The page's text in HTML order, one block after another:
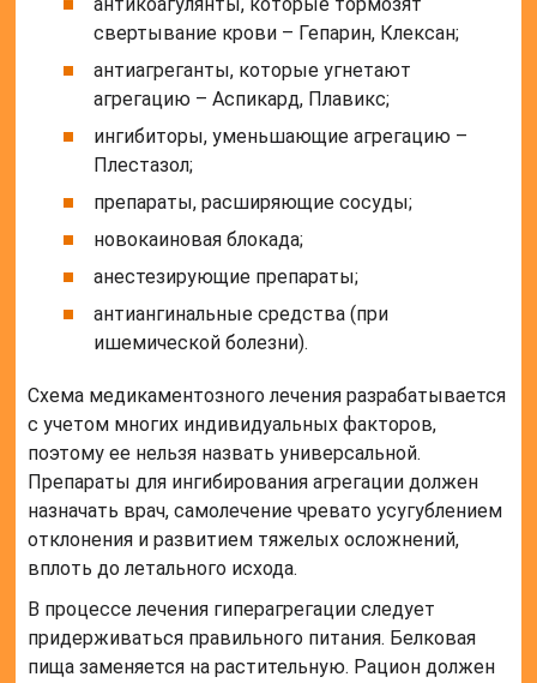
антикоагулянты, которые тормозят
свертывание крови – Гепарин, Клексан;
антиагреганты, которые угнетают
агрегацию – Аспикард, Плавикс;
ингибиторы, уменьшающие агрегацию –
Плестазол;
препараты, расширяющие сосуды;
новокаиновая блокада;
анестезирующие препараты;
антиангинальные средства (при
ишемической болезни).
Схема медикаментозного лечения разрабатывается
с учетом многих индивидуальных факторов,
поэтому ее нельзя назвать универсальной.
Препараты для ингибирования агрегации должен
назначать врач, самолечение чревато усугублением
отклонения и развитием тяжелых осложнений,
вплоть до летального исхода.
В процессе лечения гиперагрегации следует
придерживаться правильного питания. Белковая
пища заменяется на растительную. Рацион должен